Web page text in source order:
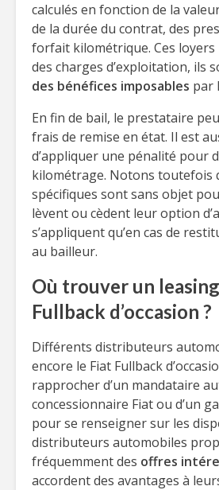
calculés en fonction de la
de la durée du contrat, des
forfait kilométrique. Ces
des charges d’exploitation, ils
des bénéfices imposables par
En fin de bail, le prestataire
frais de remise en état. Il est
d’appliquer une pénalité pour
kilométrage. Notons toutefois
spécifiques sont sans objet
lèvent ou cèdent leur option
s’appliquent qu’en cas de
au bailleur.
Où trouver un
Fullback d’occasion ?
Différents distributeurs
encore le Fiat Fullback
rapprocher d’un mandataire
concessionnaire Fiat ou d’un
pour se renseigner sur les
distributeurs automobiles
fréquemment des offres
accordent des avantages à